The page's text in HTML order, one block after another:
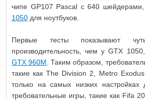
чипе GP107 Pascal с 640
1050 для ноутбуков.
Первые тесты показывают
производительность, чем у GTX
GTX 960M . Таким образом,
такие как The Division 2, Metro
только на самых низких настройках
требовательные игры, такие как Fifa